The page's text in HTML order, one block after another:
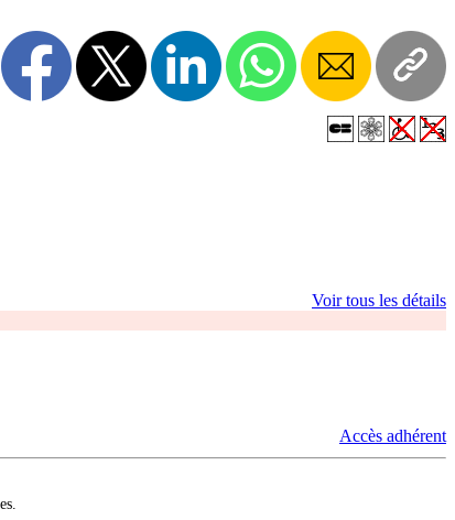
Voir tous les détails
Accès adhérent